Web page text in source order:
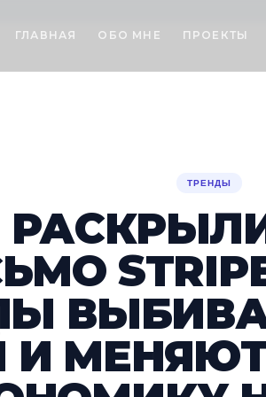
ГЛАВНАЯ ОБО МНЕ ПРОЕКТЫ
ТРЕНДЫ
И